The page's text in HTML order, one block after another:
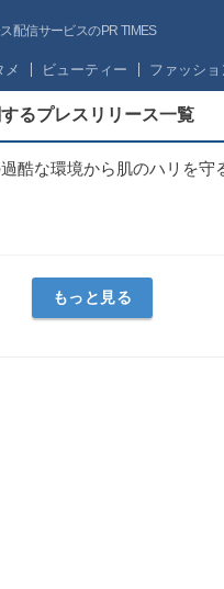
配信サービスのPR TIMES
メ ビューティー ファッショ
るプレスリリース一覧
酷な環境から肌のハリを守
もっと見る